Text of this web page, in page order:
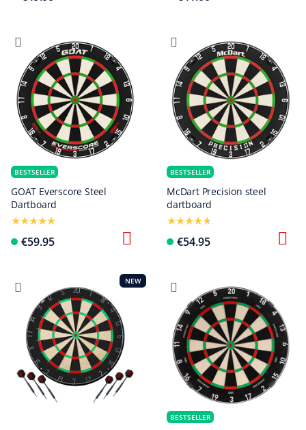
BESTSELLER
GOAT Everscore Steel
Dartboard
€59.95
BESTSELLER
McDart Precision steel
dartboard
€54.95
NEW
BESTSELLER